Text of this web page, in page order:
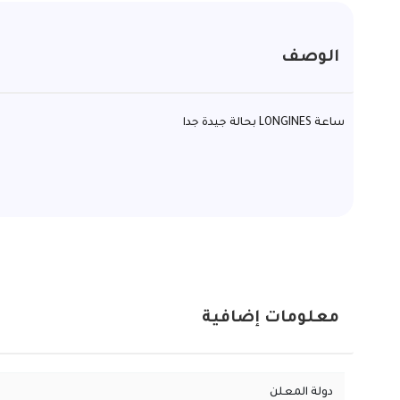
الوصف
ساعة LONGINES بحالة جيدة جدا
معلومات إضافية
دولة المعلن